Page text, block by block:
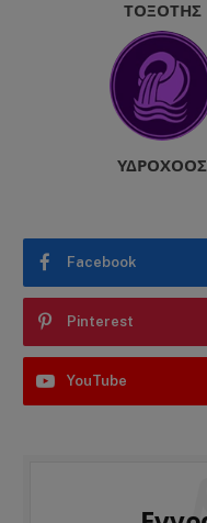
ΤΟΞΌΤΗΣ
ΥΔΡΟΧΌΟΣ
Facebook
Pinterest
YouTube